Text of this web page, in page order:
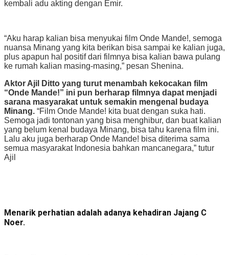
kembali adu akting dengan Emir.
“Aku harap kalian bisa menyukai film Onde Mande!, semoga
nuansa Minang yang kita berikan bisa sampai ke kalian juga,
plus apapun hal positif dari filmnya bisa kalian bawa pulang
ke rumah kalian masing-masing,” pesan Shenina.
Aktor Ajil Ditto yang turut menambah kekocakan film
“Onde Mande!” ini pun berharap filmnya dapat menjadi
sarana masyarakat untuk semakin mengenal budaya
Minang. “Film Onde Mande! kita buat dengan suka hati.
Semoga jadi tontonan yang bisa menghibur, dan buat kalian
yang belum kenal budaya Minang, bisa tahu karena film ini.
Lalu aku juga berharap Onde Mande! bisa diterima sama
semua masyarakat Indonesia bahkan mancanegara,” tutur
Ajil
Menarik perhatian adalah adanya kehadiran Jajang C
Noer.